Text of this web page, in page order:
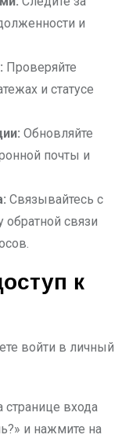
и
Проверяйте
и статусе
Обновляйте
почты и
Связывайтесь с
связи
к
войти в личный
странице входа
и нажмите на